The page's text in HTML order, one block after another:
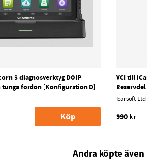
S diagnosverktyg DOIP
tunga fordon [Konfiguration D]
Köp
VCI till
Reservdel
Icarsoft Ltd
990 kr
Andra köpte även